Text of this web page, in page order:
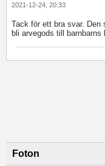
2021-12-24, 20:33
Tack för ett bra svar.
bli arvegods till barnbarns
Foton